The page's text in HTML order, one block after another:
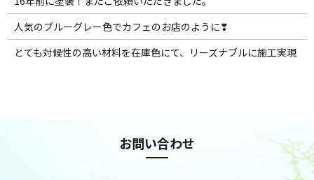
人気のブルーグレー色でカフェのお店のように❣
とても対候性の高い材料を在庫色にて、リーズナブルに施工実現
お問い合わせ